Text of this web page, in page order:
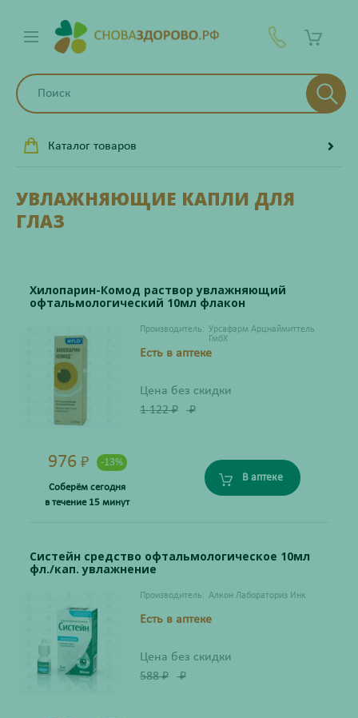
Каталог товаров
УВЛАЖНЯЮЩИЕ КАПЛИ ДЛЯ
ГЛАЗ
Хилопарин-Комод раствор увлажняющий
офтальмологический 10мл флакон
Производитель: Урсафарм Арцнаймиттель
ГмбХ
Есть в аптеке
Цена без скидки
1 122₽ ₽
976 ₽ -13%
Соберём сегодня
в течение 15 минут
В аптеке
Систейн средство офтальмологическое 10мл
фл./кап. увлажнение
Производитель: Алкон Лабораториз Инк
Есть в аптеке
Цена без скидки
588₽ ₽